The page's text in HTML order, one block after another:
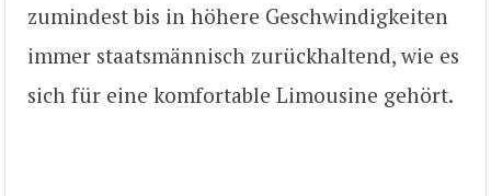
zumindest bis in höhere Geschwindigkeiten
immer staatsmännisch zurückhaltend, wie es
sich für eine komfortable Limousine gehört.